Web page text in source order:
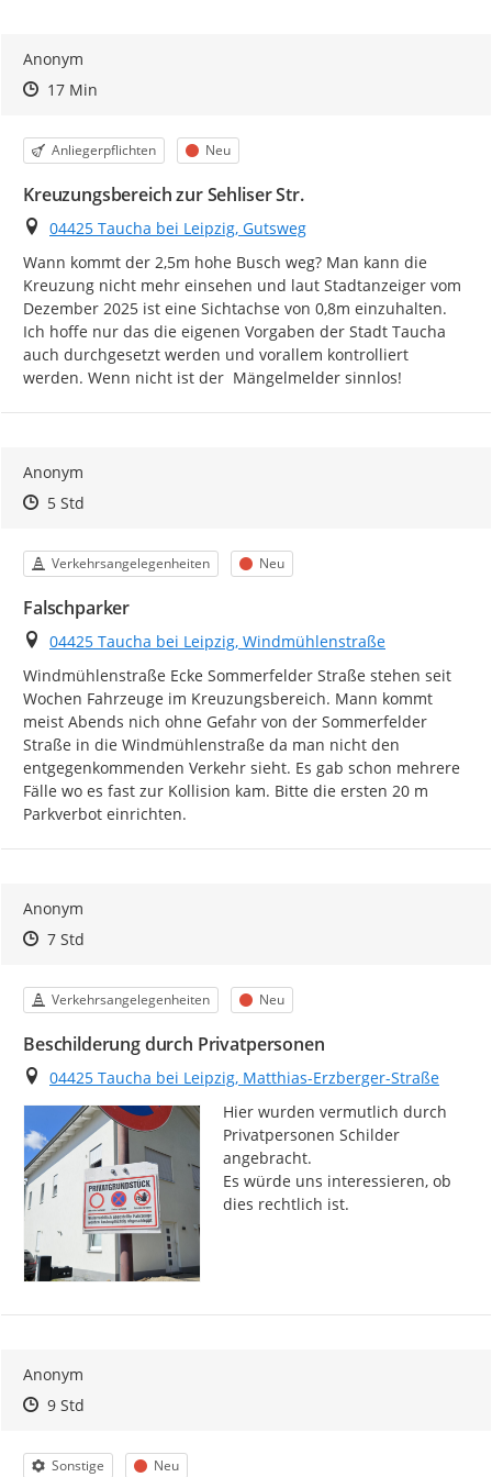
Anonym
Zeitpunkt des Erstellens
Zeitpunkt des Erstellens
17 MinZur Äußerung
Kategorie
Anliegerpflichten Status
Neu
Kreuzungsbereich zur Sehliser Str.
Ort
04425 Taucha bei Leipzig, Gutsweg
Wann kommt der 2,5m hohe Busch weg? Man kann die
Kreuzung nicht mehr einsehen und laut Stadtanzeiger vom
Dezember 2025 ist eine Sichtachse von 0,8m einzuhalten.
Ich hoffe nur das die eigenen Vorgaben der Stadt Taucha
auch durchgesetzt werden und vorallem kontrolliert
werden. Wenn nicht ist der  Mängelmelder sinnlos!
Anonym
Zeitpunkt des Erstellens
Zeitpunkt des Erstellens
5 StdZur Äußerung
Kategorie
Verkehrsangelegenheiten Status
Neu
Falschparker
Ort
04425 Taucha bei Leipzig, Windmühlenstraße
Windmühlenstraße Ecke Sommerfelder Straße stehen seit
Wochen Fahrzeuge im Kreuzungsbereich. Mann kommt
meist Abends nich ohne Gefahr von der Sommerfelder
Straße in die Windmühlenstraße da man nicht den
entgegenkommenden Verkehr sieht. Es gab schon mehrere
Fälle wo es fast zur Kollision kam. Bitte die ersten 20 m
Parkverbot einrichten.
Anonym
Zeitpunkt des Erstellens
Zeitpunkt des Erstellens
7 StdZur Äußerung
Kategorie
Verkehrsangelegenheiten Status
Neu
Beschilderung durch Privatpersonen
Ort
04425 Taucha bei Leipzig, Matthias-Erzberger-Straße
Hier wurden vermutlich durch
Privatpersonen Schilder
angebracht.
Es würde uns interessieren, ob
dies rechtlich ist.
Anonym
Zeitpunkt des Erstellens
Zeitpunkt des Erstellens
9 StdZur Äußerung
Kategorie
Sonstige Status
Neu